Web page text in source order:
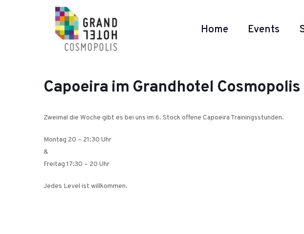
Home Events
Capoeira im Grandhotel Cosmopolis
Zweimal die Woche gibt es bei uns im 6. Stock offene Capoeira Trainingsstunden.
Montag 20 – 21:30 Uhr
&
Freitag 17:30 – 20 Uhr
Jedes Level ist willkommen.